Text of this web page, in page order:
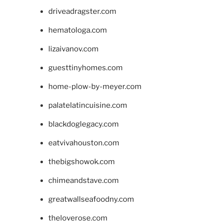
driveadragster.com
hematologa.com
lizaivanov.com
guesttinyhomes.com
home-plow-by-meyer.com
palatelatincuisine.com
blackdoglegacy.com
eatvivahouston.com
thebigshowok.com
chimeandstave.com
greatwallseafoodny.com
theloverose.com